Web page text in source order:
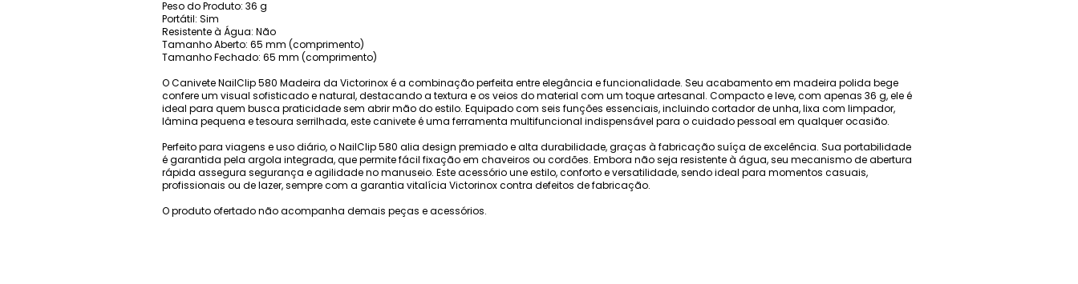
Peso do Produto: 36 g
Portátil: Sim
Resistente à Água: Não
Tamanho Aberto: 65 mm (comprimento)
Tamanho Fechado: 65 mm (comprimento)
O Canivete NailClip 580 Madeira da Victorinox é a combinação perfeita entre elegância e funcionalidade. Seu acabamento em madeira polida bege
confere um visual sofisticado e natural, destacando a textura e os veios do material com um toque artesanal. Compacto e leve, com apenas 36 g, ele é
ideal para quem busca praticidade sem abrir mão do estilo. Equipado com seis funções essenciais, incluindo cortador de unha, lixa com limpador,
lâmina pequena e tesoura serrilhada, este canivete é uma ferramenta multifuncional indispensável para o cuidado pessoal em qualquer ocasião.
Perfeito para viagens e uso diário, o NailClip 580 alia design premiado e alta durabilidade, graças à fabricação suíça de excelência. Sua portabilidade
é garantida pela argola integrada, que permite fácil fixação em chaveiros ou cordões. Embora não seja resistente à água, seu mecanismo de abertura
rápida assegura segurança e agilidade no manuseio. Este acessório une estilo, conforto e versatilidade, sendo ideal para momentos casuais,
profissionais ou de lazer, sempre com a garantia vitalícia Victorinox contra defeitos de fabricação.
O produto ofertado não acompanha demais peças e acessórios.